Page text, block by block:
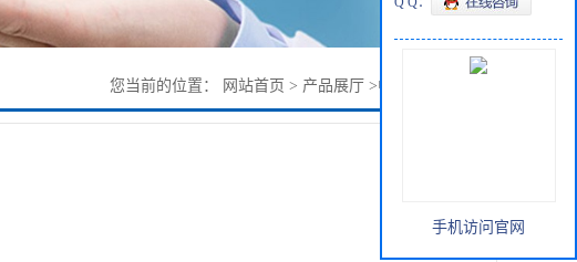
您当前的位置： 网站首页 > 产品展厅 >中间体
手机访问官网